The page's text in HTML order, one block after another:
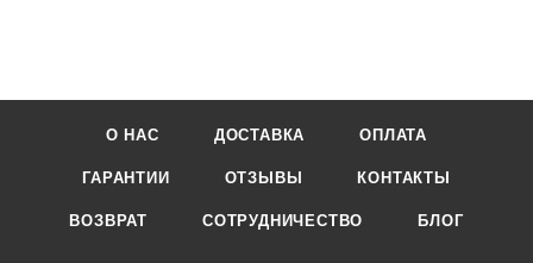
О НАС ДОСТАВКА ОПЛАТА
ГАРАНТИИ ОТЗЫВЫ КОНТАКТЫ
ВОЗВРАТ СОТРУДНИЧЕСТВО БЛОГ